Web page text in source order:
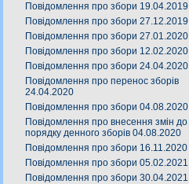
Повідомлення про збори 19.04.2019
Повідомлення про збори 27.12.2019
Повідомлення про збори 27.01.2020
Повідомлення про збори 12.02.2020
Повідомлення про збори 24.04.2020
Повідомлення про перенос зборів
24.04.2020
Повідомлення про збори 04.08.2020
Повідомлення про внесення змін до
порядку денного зборів 04.08.2020
Повідомлення про збори 16.11.2020
Повідомлення про збори 05.02.2021
Повідомлення про збори 30.04.2021